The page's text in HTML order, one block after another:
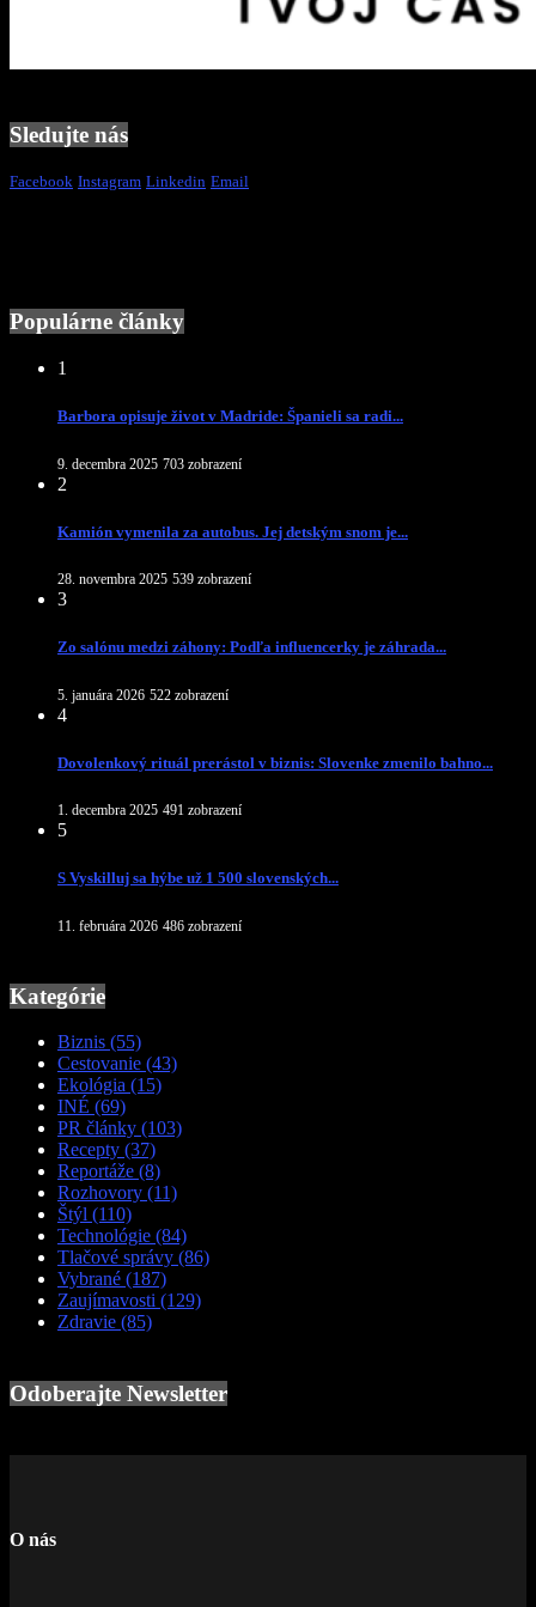
Sledujte nás
Facebook Instagram Linkedin Email
Populárne články
1
Barbora opisuje život v Madride: Španieli sa radi...
9. decembra 2025 703 zobrazení
2
Kamión vymenila za autobus. Jej detským snom je...
28. novembra 2025 539 zobrazení
3
Zo salónu medzi záhony: Podľa influencerky je záhrada...
5. januára 2026 522 zobrazení
4
Dovolenkový rituál prerástol v biznis: Slovenke zmenilo bahno...
1. decembra 2025 491 zobrazení
5
S Vyskilluj sa hýbe už 1 500 slovenských...
11. februára 2026 486 zobrazení
Kategórie
Biznis (55)
Cestovanie (43)
Ekológia (15)
INÉ (69)
PR články (103)
Recepty (37)
Reportáže (8)
Rozhovory (11)
Štýl (110)
Technológie (84)
Tlačové správy (86)
Vybrané (187)
Zaujímavosti (129)
Zdravie (85)
Odoberajte Newsletter
O nás